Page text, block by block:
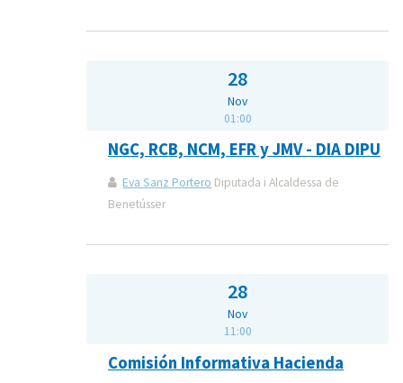
28
Nov
01:00
NGC, RCB, NCM, EFR y JMV - DIA DIPU
Eva Sanz Portero Diputada i Alcaldessa de
Benetússer
28
Nov
11:00
Comisión Informativa Hacienda